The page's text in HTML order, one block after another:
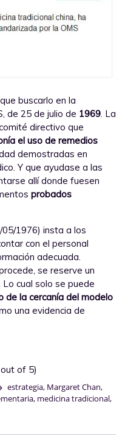
buscarlo en la
de 25 de julio de 1969. La
directivo que
el uso de remedios
demostradas en
Y que ayudase a las
allí donde fuesen
probados
05/1976) insta a los
con el personal
adecuada.
se reserve un
cual solo se puede
de la cercanía del modelo
una evidencia de
out of 5)
estrategia, Margaret Chan,
, medicina tradicional,